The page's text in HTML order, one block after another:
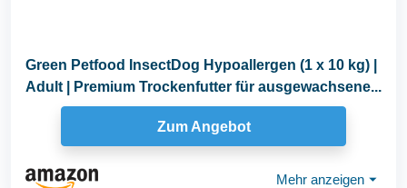
Green Petfood InsectDog Hypoallergen (1 x 10 kg) |
Adult | Premium Trockenfutter für ausgewachsene...
Zum Angebot
Mehr anzeigen ⏷